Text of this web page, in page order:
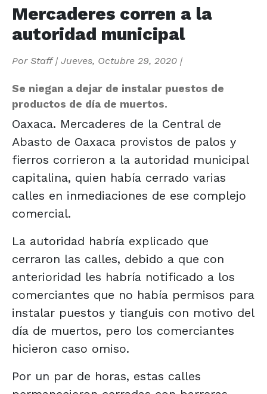
Mercaderes corren a la
autoridad municipal
Por Staff| Jueves, Octubre 29, 2020 |
Se niegan a dejar de instalar puestos de
productos de día de muertos.
Oaxaca. Mercaderes de la Central de
Abasto de Oaxaca provistos de palos y
fierros corrieron a la autoridad municipal
capitalina, quien había cerrado varias
calles en inmediaciones de ese complejo
comercial.
La autoridad habría explicado que
cerraron las calles, debido a que con
anterioridad les habría notificado a los
comerciantes que no había permisos para
instalar puestos y tianguis con motivo del
día de muertos, pero los comerciantes
hicieron caso omiso.
Por un par de horas, estas calles